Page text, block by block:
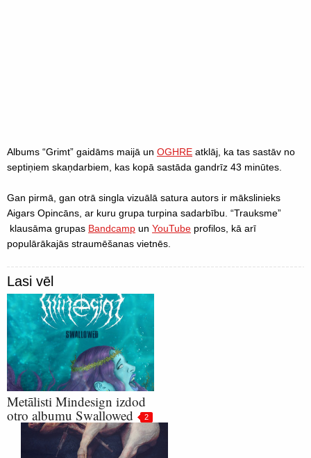
Albums “Grimt” gaidāms maijā un OGHRE atklāj, ka tas sastāv no
septiņiem skaņdarbiem, kas kopā sastāda gandrīz 43 minūtes.
Gan pirmā, gan otrā singla vizuālā satura autors ir mākslinieks
Aigars Opincāns, ar kuru grupa turpina sadarbību. “Trauksme”
klausāma grupas Bandcamp un YouTube profilos, kā arī
populārākajās straumēšanas vietnēs.
Lasi vēl
Metālisti Mindesign izdod
otro albumu Swallowed
2